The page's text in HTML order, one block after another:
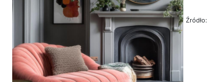
Źródło: